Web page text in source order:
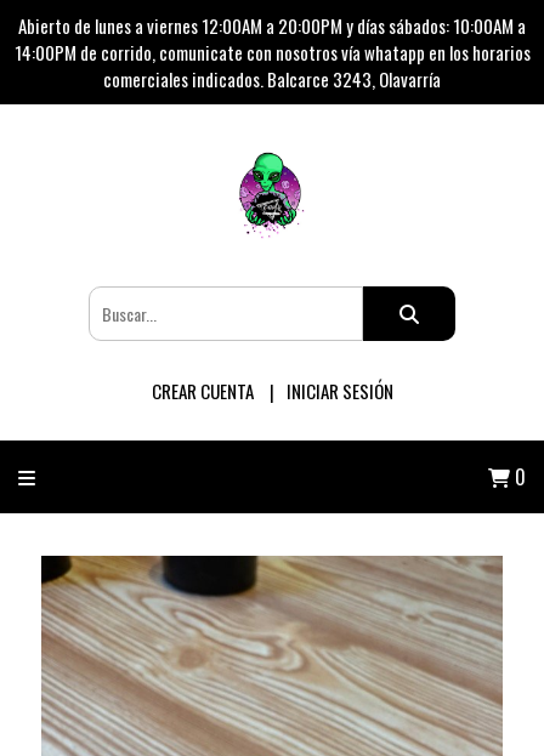
Abierto de lunes a viernes 12:00AM a 20:00PM y días sábados: 10:00AM a
14:00PM de corrido, comunicate con nosotros vía whatapp en los horarios
comerciales indicados. Balcarce 3243, Olavarría
CREAR CUENTA INICIAR SESIÓN
0